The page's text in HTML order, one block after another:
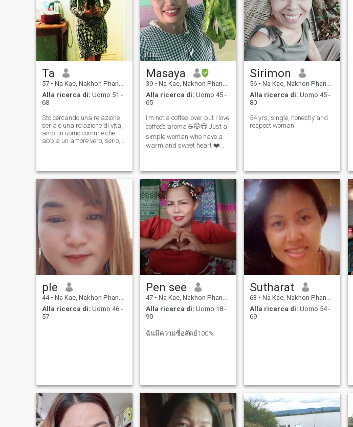
Ta
57 • Na Kae, Nakhon Phanom, Thailandia
Alla ricerca di: Uomo 51 -
68
Sto cercando una relazione
seria e una relazione di vita,
amo un uomo comune che
abbia un amore vero, serio,
Voglio trovare il modo
migliore per ottenere il meglio
dai miei amici, voglio essere
in grado di ottenere il meglio
dai miei amici. Sono vero
amore un amore davvero dal
mio cuore sono una donna
romantica ❤ ️ amo la natura,
amo le montagne, i fiumi e gli
animali.amo molto la natura,
amo viaggiare, amo molto il
mare. Mi piace vedere luoghi
diversi e cose nuove che amo
a lungo avere avventure con
nell'amore di 💞 e voglio una
relazione di vita, ti aspetto,
amo molto la natura.
Masaya
39 • Na Kae, Nakhon Phanom, Thailandia
Alla ricerca di: Uomo 45 -
65
I’m not a coffee lover but I love
coffee’s aroma ☕️🤭😍 Just a
simple woman who have a
warm and sweet heart ❤️
from my phone 😍 of you are
looking for REAL, I’m so
REAL.. Hope we’re match 😘
😘
Sirimon
56 • Na Kae, Nakhon Phanom, Thailandia
Alla ricerca di: Uomo 45 -
80
54 yrs, single, honestly and
respect woman.
ple
44 • Na Kae, Nakhon Phanom, Thailandia
Alla ricerca di: Uomo 46 -
57
Pen see
47 • Na Kae, Nakhon Phanom, Thailandia
Alla ricerca di: Uomo 18 -
90
ฉันมีความซื่อสัตย์100%
Sutharat
63 • Na Kae, Nakhon Phanom, Thailandia
Alla ricerca di: Uomo 54 -
69